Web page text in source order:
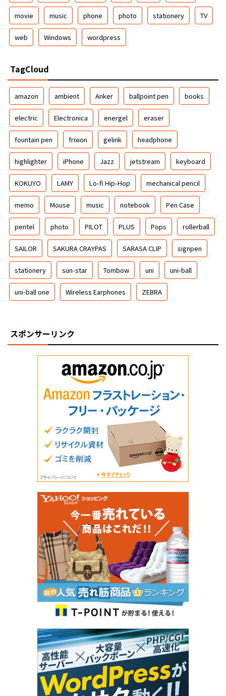
movie music phone photo stationery TV
web Windows wordpress
TagCloud
amazon ambient Anker ballpoint pen books
electric Electronica energel eraser
fountain pen frixion gelink headphone
highlighter iPhone Jazz jetstream keyboard
KOKUYO LAMY Lo-fi Hip-Hop mechanical pencil
memo Mouse music notebook Pen Case
pentel photo PILOT PLUS Pops rollerball
SAILOR SAKURA CRAYPAS SARASA CLIP signpen
stationery sun-star Tombow uni uni-ball
uni-ball one Wireless Earphones ZEBRA
スポンサーリンク